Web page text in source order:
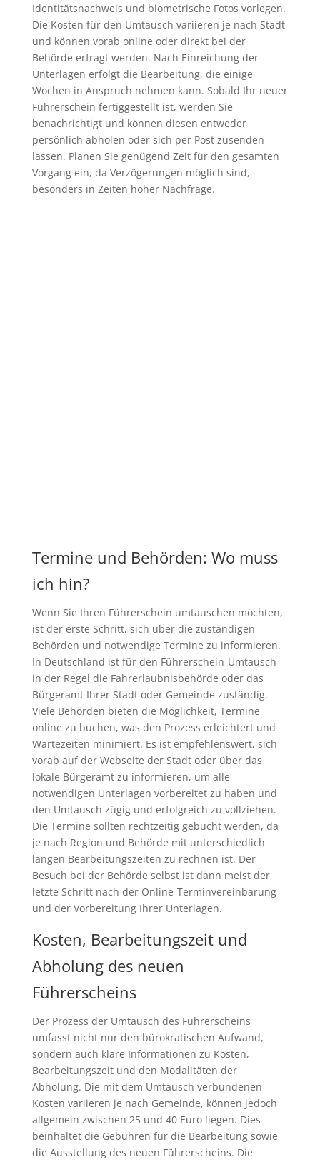
Identitätsnachweis und biometrische Fotos vorlegen.
Die Kosten für den Umtausch variieren je nach Stadt
und können vorab online oder direkt bei der
Behörde erfragt werden. Nach Einreichung der
Unterlagen erfolgt die Bearbeitung, die einige
Wochen in Anspruch nehmen kann. Sobald Ihr neuer
Führerschein fertiggestellt ist, werden Sie
benachrichtigt und können diesen entweder
persönlich abholen oder sich per Post zusenden
lassen. Planen Sie genügend Zeit für den gesamten
Vorgang ein, da Verzögerungen möglich sind,
besonders in Zeiten hoher Nachfrage.
Termine und Behörden: Wo muss
ich hin?
Wenn Sie Ihren Führerschein umtauschen möchten,
ist der erste Schritt, sich über die zuständigen
Behörden und notwendige Termine zu informieren.
In Deutschland ist für den Führerschein-Umtausch
in der Regel die Fahrerlaubnisbehörde oder das
Bürgeramt Ihrer Stadt oder Gemeinde zuständig.
Viele Behörden bieten die Möglichkeit, Termine
online zu buchen, was den Prozess erleichtert und
Wartezeiten minimiert. Es ist empfehlenswert, sich
vorab auf der Webseite der Stadt oder über das
lokale Bürgeramt zu informieren, um alle
notwendigen Unterlagen vorbereitet zu haben und
den Umtausch zügig und erfolgreich zu vollziehen.
Die Termine sollten rechtzeitig gebucht werden, da
je nach Region und Behörde mit unterschiedlich
langen Bearbeitungszeiten zu rechnen ist. Der
Besuch bei der Behörde selbst ist dann meist der
letzte Schritt nach der Online-Terminvereinbarung
und der Vorbereitung Ihrer Unterlagen.
Kosten, Bearbeitungszeit und
Abholung des neuen
Führerscheins
Der Prozess der Umtausch des Führerscheins
umfasst nicht nur den bürokratischen Aufwand,
sondern auch klare Informationen zu Kosten,
Bearbeitungszeit und den Modalitäten der
Abholung. Die mit dem Umtausch verbundenen
Kosten variieren je nach Gemeinde, können jedoch
allgemein zwischen 25 und 40 Euro liegen. Dies
beinhaltet die Gebühren für die Bearbeitung sowie
die Ausstellung des neuen Führerscheins. Die